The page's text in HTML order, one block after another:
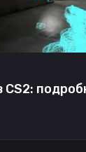
CS2: